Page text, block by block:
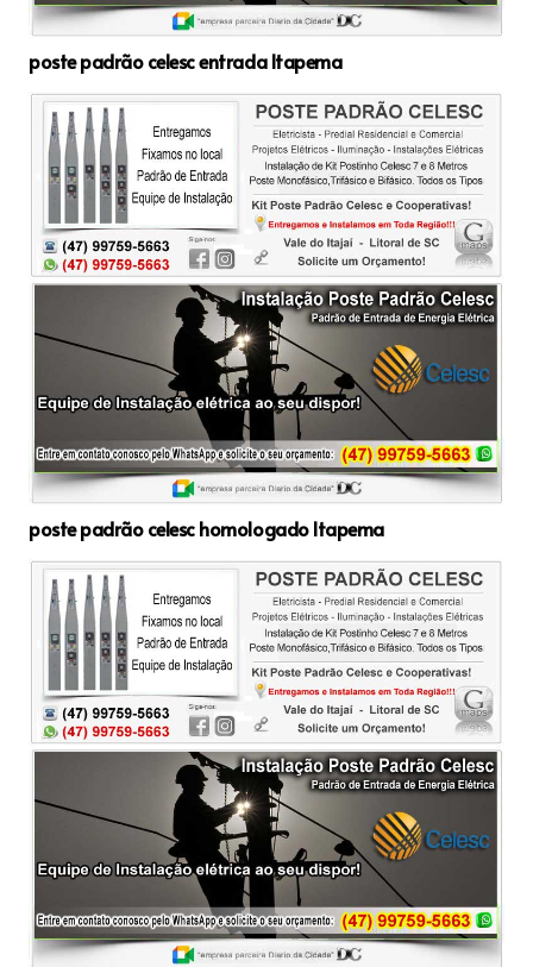
poste padrão celesc entrada Itapema
poste padrão celesc homologado Itapema